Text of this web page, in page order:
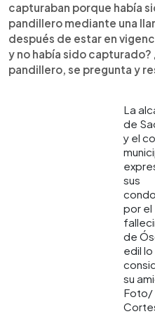
capturaban porque había
pandillero mediante una
después de estar en
y no había sido capturado?
pandillero, se pregunta y
La
de
y el
sus
por el
de
edil lo
su
Foto/